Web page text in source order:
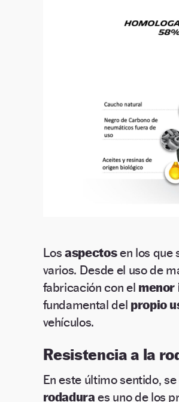
Losaspectosen los que
varios. Desde el uso de
fabricación con el menor
fundamental del propio
vehículos.
Resistencia a la
En este último sentido,
rodadura es uno de los